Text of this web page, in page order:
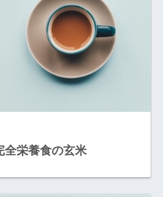
全栄養食の玄米